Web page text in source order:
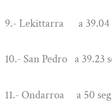
9.- Lekittarra a 39.04
10.- San Pedro a 39.23
11.- Ondarroa a 50